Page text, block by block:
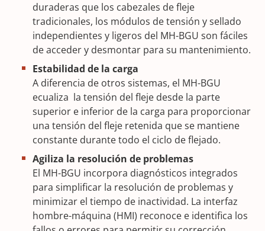
duraderas que los cabezales de fleje
tradicionales, los módulos de tensión y sellado
independientes y ligeros del MH-BGU son fáciles
de acceder y desmontar para su mantenimiento.
Estabilidad de la carga
A diferencia de otros sistemas, el MH-BGU
ecualiza la tensión del fleje desde la parte
superior e inferior de la carga para proporcionar
una tensión del fleje retenida que se mantiene
constante durante todo el ciclo de flejado.
Agiliza la resolución de problemas
El MH-BGU incorpora diagnósticos integrados
para simplificar la resolución de problemas y
minimizar el tiempo de inactividad. La interfaz
hombre-máquina (HMI) reconoce e identifica los